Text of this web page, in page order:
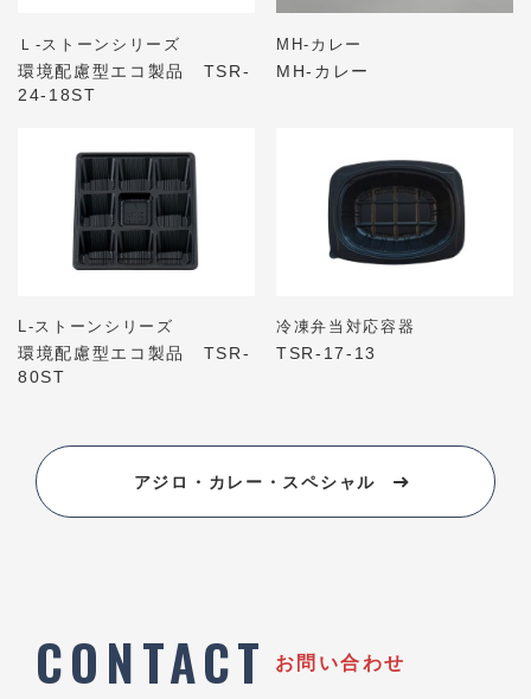
Ｌ-ストーンシリーズ
環境配慮型エコ製品 TSR-
24-18ST
MH-カレー
MH-カレー
L-ストーンシリーズ
環境配慮型エコ製品 TSR-
80ST
冷凍弁当対応容器
TSR-17-13
アジロ・カレー・スペシャル
CONTACT お問い合わせ